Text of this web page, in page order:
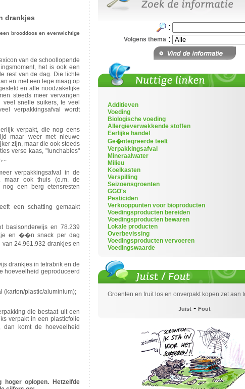
drankjes
brooddoos en evenwichtige
van de schoollopende
het is ook een
rest van de dag. Die lichte
en met een lege maag op
en alle noodzakelijke
steeds meer vervangen
snelle suikers, te veel
verpakkingsafval wordt
verpakt, die nog eens
maar weer met nieuwe
zijn, maar die ook steeds
verse kaas, "lunchables"
verpakkingsafval in de
maar ook thuis (o.m. de
nog een berg etensresten
een schatting gemaakt
basisonderwijs en 78.239
en ��n snack per dag
24.961.932 drankjes en
drankjes in tetrabrik en de
hoeveelheid geproduceerd
(karton/plastic/aluminium);
die bestaat uit een
verpakt in een plasticfolie
komt de hoeveelheid
oplopen. Hetzelfde
:
Volgens thema :
Additieven
Voeding
Biologische voeding
Allergieverwekkende stoffen
Eerlijke handel
Ge�ntegreerde teelt
Verpakkingsafval
Mineraalwater
Milieu
Koelkasten
Verspilling
Seizoensgroenten
GGO's
Pesticiden
Verkooppunten voor bioproducten
Voedingsproducten bereiden
Voedingsproducten bewaren
Lokale producten
Overbevissing
Voedingsproducten vervoeren
Voedingswaarde
Groenten en fruit los en onverpakt kopen zet aan
Juist - Fout